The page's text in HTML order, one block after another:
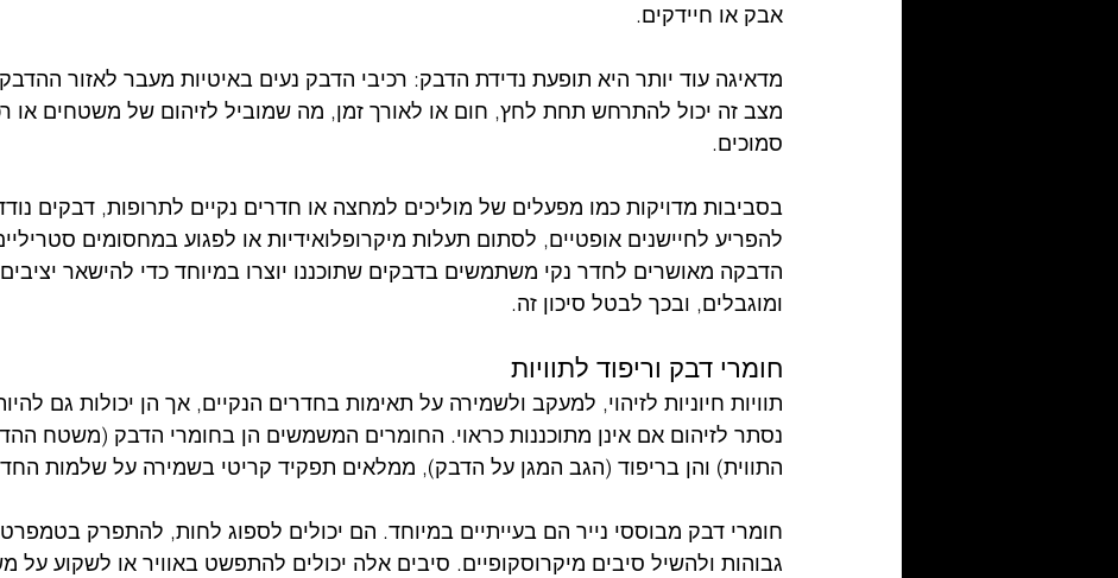
אבק או חיידקים.
מדאיגה עוד יותר היא תופעת נדידת הדבק: רכיבי הדבק נעים באיטיות מעבר לאזור
מצב זה יכול להתרחש תחת לחץ, חום או לאורך זמן, מה שמוביל לזיהום של משטחים או
סמוכים.
בסביבות מדויקות כמו מפעלים של מוליכים למחצה או חדרים נקיים לתרופות, דבקים
להפריע לחיישנים אופטיים, לסתום תעלות מיקרופלואידיות או לפגוע במחסומים
הדבקה מאושרים לחדר נקי משתמשים בדבקים שתוכננו יוצרו במיוחד כדי להישאר יציבים
ומוגבלים, ובכך לבטל סיכון זה.
חומרי דבק וריפוד לתוויות
תוויות חיוניות לזיהוי, למעקב ולשמירה על תאימות בחדרים הנקיים, אך הן יכולות גם
נסתר לזיהום אם אינן מתוכננות כראוי. החומרים המשמשים הן בחומרי הדבק (משטח
התווית) והן בריפוד (הגב המגן על הדבק), ממלאים תפקיד קריטי בשמירה על שלמות
חומרי דבק מבוססי נייר הם בעייתיים במיוחד. הם יכולים לספוג לחות, להתפרק
גבוהות ולהשיל סיבים מיקרוסקופיים. סיבים אלה יכולים להתפשט באוויר או לשקוע על